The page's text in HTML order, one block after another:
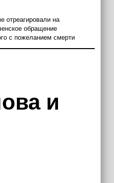
отреагировали на
обращение
с пожеланием смерти
и